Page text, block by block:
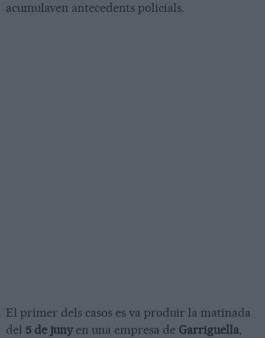
acumulaven antecedents policials.
El primer dels casos es va produir la matinada
del 5 de junyen una empresa de Garriguella,